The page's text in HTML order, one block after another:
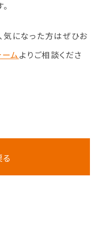
気になった方はぜひお
ムよりご相談くださ